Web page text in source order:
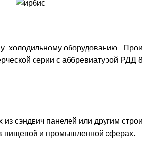
оборудованию .
серии с аббревиатурой
из сэндвич панелей или другим
в пищевой и промышленной сферах.